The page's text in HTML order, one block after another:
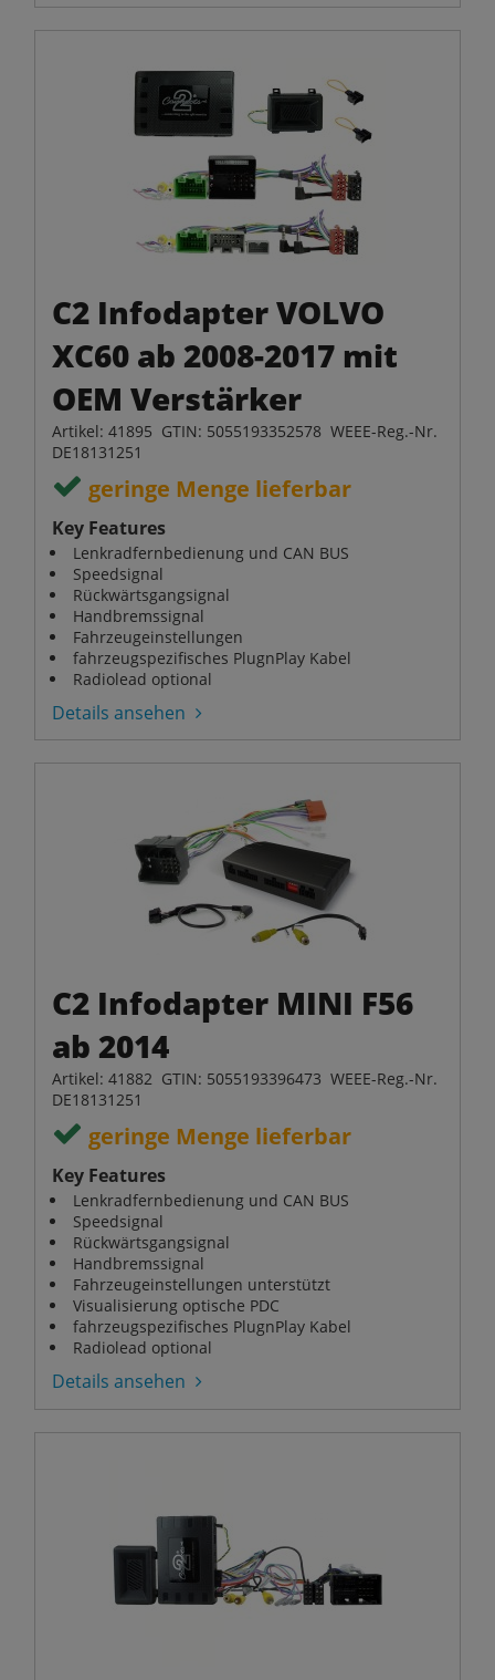
C2 Infodapter VOLVO
XC60 ab 2008-2017 mit
OEM Verstärker
Artikel: 41895 GTIN: 5055193352578 WEEE-Reg.-Nr.
DE18131251
geringe Menge lieferbar
Key Features
Lenkradfernbedienung und CAN BUS
Speedsignal
Rückwärtsgangsignal
Handbremssignal
Fahrzeugeinstellungen
fahrzeugspezifisches PlugnPlay Kabel
Radiolead optional
Details ansehen
C2 Infodapter MINI F56
ab 2014
Artikel: 41882 GTIN: 5055193396473 WEEE-Reg.-Nr.
DE18131251
geringe Menge lieferbar
Key Features
Lenkradfernbedienung und CAN BUS
Speedsignal
Rückwärtsgangsignal
Handbremssignal
Fahrzeugeinstellungen unterstützt
Visualisierung optische PDC
fahrzeugspezifisches PlugnPlay Kabel
Radiolead optional
Details ansehen